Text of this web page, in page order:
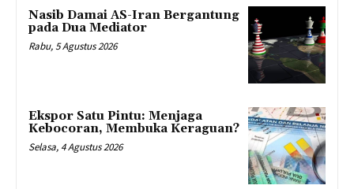
Nasib Damai AS-Iran Bergantung
pada Dua Mediator
Rabu, 5 Agustus 2026
Ekspor Satu Pintu: Menjaga
Kebocoran, Membuka Keraguan?
Selasa, 4 Agustus 2026